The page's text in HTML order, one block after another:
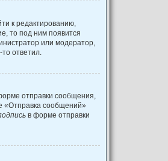
к редактированию,
то под ним появится
или модератор,
ответил.
отправки сообщения,
«Отправка сообщений»
в форме отправки